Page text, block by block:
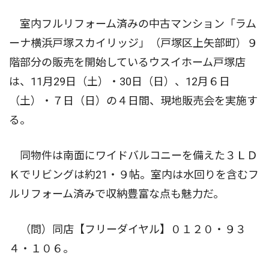
室内フルリフォーム済みの中古マンション「ラム
ーナ横浜戸塚スカイリッジ」（戸塚区上矢部町）９
階部分の販売を開始しているウスイホーム戸塚店
は、11月29日（土）・30日（日）、12月６日
（土）・７日（日）の４日間、現地販売会を実施す
る。
同物件は南面にワイドバルコニーを備えた３ＬＤ
Ｋでリビングは約21・９帖。室内は水回りを含むフ
ルリフォーム済みで収納豊富な点も魅力だ。
（問）同店【フリーダイヤル】０１２０・９３
４・１０６。